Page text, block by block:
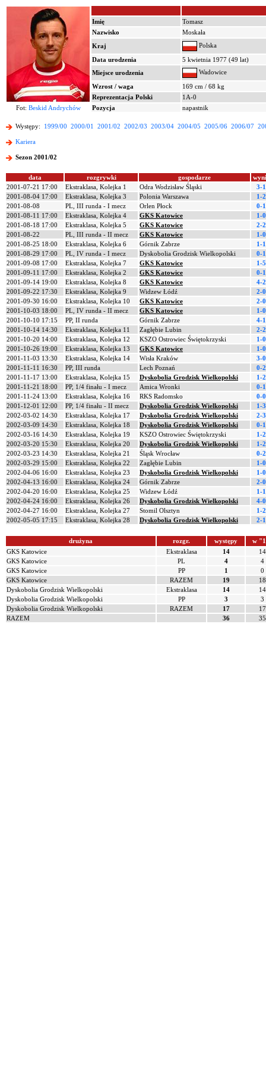
Imię
Tomasz
Nazwisko
Moskała
Kraj
Polska
Data urodzenia
5 kwietnia 1977 (49 lat)
Miejsce urodzenia
Wadowice
Wzrost / waga
169 cm / 68 kg
Reprezentacja Polski
1A-0
Fot: Beskid Andrychów Pozycja napastnik
Występy: 1999/00 2000/01 2001/02 2002/03 2003/04 2004/05 2005/06 2006/07
Kariera
Sezon 2001/02
data rozgrywki gospodarze
2001-07-21 17:00
Ekstraklasa, Kolejka 1 Odra Wodzisław Śląski
3-1
2001-08-04 17:00
Ekstraklasa, Kolejka 3 Polonia Warszawa
1-2
2001-08-08
PL, III runda - I mecz Orlen Płock
0-1
2001-08-11 17:00
Ekstraklasa, Kolejka 4 GKS Katowice
1-0
2001-08-18 17:00
Ekstraklasa, Kolejka 5 GKS Katowice
2-2
2001-08-22
PL, III runda - II mecz GKS Katowice
1-0
2001-08-25 18:00
Ekstraklasa, Kolejka 6 Górnik Zabrze
1-1
2001-08-29 17:00
PL, IV runda - I mecz Dyskobolia Grodzisk Wielkopolski
0-1
2001-09-08 17:00
Ekstraklasa, Kolejka 7 GKS Katowice
1-5
2001-09-11 17:00
Ekstraklasa, Kolejka 2 GKS Katowice
0-1
2001-09-14 19:00
Ekstraklasa, Kolejka 8 GKS Katowice
4-2
2001-09-22 17:30
Ekstraklasa, Kolejka 9 Widzew Łódź
2-0
2001-09-30 16:00
Ekstraklasa, Kolejka 10 GKS Katowice
2-0
2001-10-03 18:00
PL, IV runda - II mecz GKS Katowice
1-0
2001-10-10 17:15
PP, II runda Górnik Zabrze
4-1
2001-10-14 14:30
Ekstraklasa, Kolejka 11 Zagłębie Lubin
2-2
2001-10-20 14:00
Ekstraklasa, Kolejka 12 KSZO Ostrowiec Świętokrzyski
1-0
2001-10-26 19:00
Ekstraklasa, Kolejka 13 GKS Katowice
1-0
2001-11-03 13:30
Ekstraklasa, Kolejka 14 Wisła Kraków
3-0
2001-11-11 16:30
PP, III runda Lech Poznań
0-2
2001-11-17 13:00
Ekstraklasa, Kolejka 15 Dyskobolia Grodzisk Wielkopolski
1-2
2001-11-21 18:00
PP, 1/4 finału - I mecz Amica Wronki
0-1
2001-11-24 13:00
Ekstraklasa, Kolejka 16 RKS Radomsko
0-0
2001-12-01 12:00
PP, 1/4 finału - II mecz Dyskobolia Grodzisk Wielkopolski
1-3
2002-03-02 14:30
Ekstraklasa, Kolejka 17 Dyskobolia Grodzisk Wielkopolski
2-3
2002-03-09 14:30
Ekstraklasa, Kolejka 18 Dyskobolia Grodzisk Wielkopolski
0-1
2002-03-16 14:30
Ekstraklasa, Kolejka 19 KSZO Ostrowiec Świętokrzyski
1-2
2002-03-20 15:30
Ekstraklasa, Kolejka 20 Dyskobolia Grodzisk Wielkopolski
1-2
2002-03-23 14:30
Ekstraklasa, Kolejka 21 Śląsk Wrocław
0-2
2002-03-29 15:00
Ekstraklasa, Kolejka 22 Zagłębie Lubin
1-0
2002-04-06 16:00
Ekstraklasa, Kolejka 23 Dyskobolia Grodzisk Wielkopolski
1-0
2002-04-13 16:00
Ekstraklasa, Kolejka 24 Górnik Zabrze
2-0
2002-04-20 16:00
Ekstraklasa, Kolejka 25 Widzew Łódź
1-1
2002-04-24 16:00
Ekstraklasa, Kolejka 26 Dyskobolia Grodzisk Wielkopolski
4-0
2002-04-27 16:00
Ekstraklasa, Kolejka 27 Stomil Olsztyn
1-2
2002-05-05 17:15
Ekstraklasa, Kolejka 28 Dyskobolia Grodzisk Wielkopolski 2-1
drużyna rozgr. występy
w
GKS Katowice
Ekstraklasa 14
14
GKS Katowice
PL 4
4
GKS Katowice
PP 1
0
GKS Katowice
RAZEM 19
18
Dyskobolia Grodzisk Wielkopolski
Ekstraklasa 14
14
Dyskobolia Grodzisk Wielkopolski
PP 3
3
Dyskobolia Grodzisk Wielkopolski
RAZEM 17
17
RAZEM
36 35